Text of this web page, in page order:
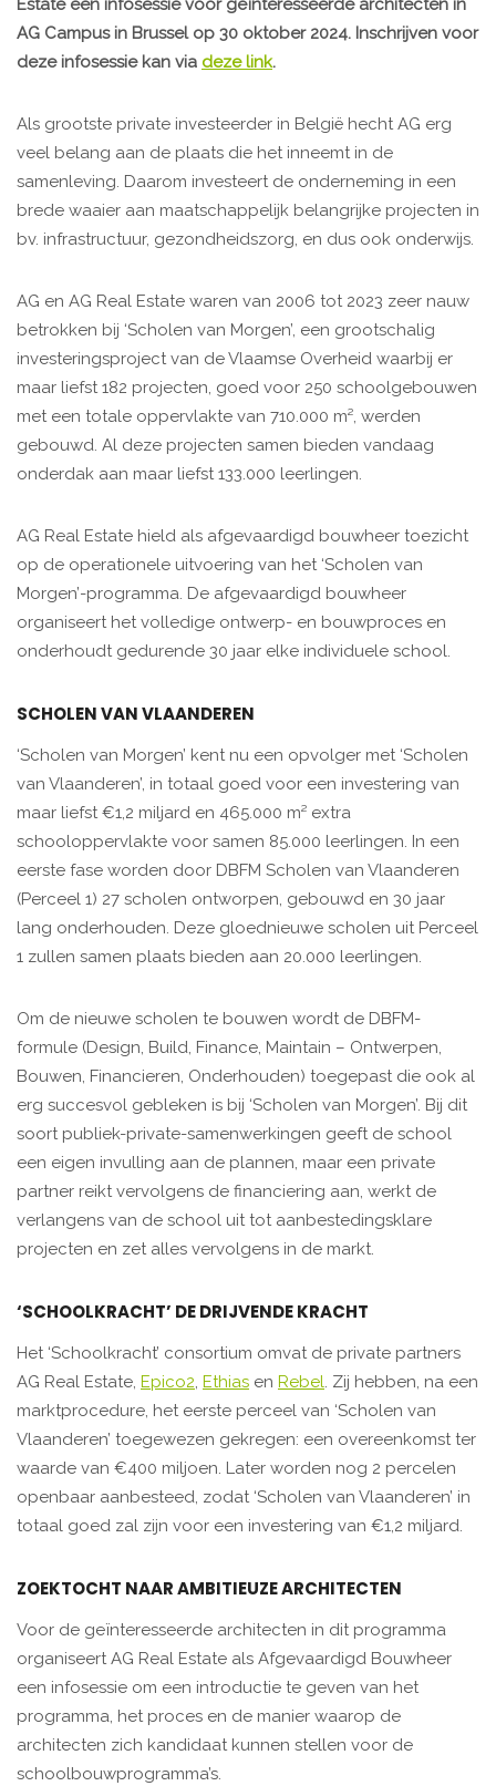
Estate een infosessie voor geïnteresseerde architecten in
AG Campus in Brussel op 30 oktober 2024. Inschrijven voor
deze infosessie kan via deze link.
Als grootste private investeerder in België hecht AG erg
veel belang aan de plaats die het inneemt in de
samenleving. Daarom investeert de onderneming in een
brede waaier aan maatschappelijk belangrijke projecten in
bv. infrastructuur, gezondheidszorg, en dus ook onderwijs.
AG en AG Real Estate waren van 2006 tot 2023 zeer nauw
betrokken bij ‘Scholen van Morgen’, een grootschalig
investeringsproject van de Vlaamse Overheid waarbij er
maar liefst 182 projecten, goed voor 250 schoolgebouwen
met een totale oppervlakte van 710.000 m², werden
gebouwd. Al deze projecten samen bieden vandaag
onderdak aan maar liefst 133.000 leerlingen.
AG Real Estate hield als afgevaardigd bouwheer toezicht
op de operationele uitvoering van het ‘Scholen van
Morgen’-programma. De afgevaardigd bouwheer
organiseert het volledige ontwerp- en bouwproces en
onderhoudt gedurende 30 jaar elke individuele school.
SCHOLEN VAN VLAANDEREN
‘Scholen van Morgen’ kent nu een opvolger met ‘Scholen
van Vlaanderen’, in totaal goed voor een investering van
maar liefst €1,2 miljard en 465.000 m² extra
schooloppervlakte voor samen 85.000 leerlingen. In een
eerste fase worden door DBFM Scholen van Vlaanderen
(Perceel 1) 27 scholen ontworpen, gebouwd en 30 jaar
lang onderhouden. Deze gloednieuwe scholen uit Perceel
1 zullen samen plaats bieden aan 20.000 leerlingen.
Om de nieuwe scholen te bouwen wordt de DBFM-
formule (Design, Build, Finance, Maintain – Ontwerpen,
Bouwen, Financieren, Onderhouden) toegepast die ook al
erg succesvol gebleken is bij ‘Scholen van Morgen’. Bij dit
soort publiek-private-samenwerkingen geeft de school
een eigen invulling aan de plannen, maar een private
partner reikt vervolgens de financiering aan, werkt de
verlangens van de school uit tot aanbestedingsklare
projecten en zet alles vervolgens in de markt.
‘SCHOOLKRACHT’ DE DRIJVENDE KRACHT
Het ‘Schoolkracht’ consortium omvat de private partners
AG Real Estate, Epico2, Ethias en Rebel. Zij hebben, na een
marktprocedure, het eerste perceel van ‘Scholen van
Vlaanderen’ toegewezen gekregen: een overeenkomst ter
waarde van €400 miljoen. Later worden nog 2 percelen
openbaar aanbesteed, zodat ‘Scholen van Vlaanderen’ in
totaal goed zal zijn voor een investering van €1,2 miljard.
ZOEKTOCHT NAAR AMBITIEUZE ARCHITECTEN
Voor de geïnteresseerde architecten in dit programma
organiseert AG Real Estate als Afgevaardigd Bouwheer
een infosessie om een introductie te geven van het
programma, het proces en de manier waarop de
architecten zich kandidaat kunnen stellen voor de
schoolbouwprogramma’s.